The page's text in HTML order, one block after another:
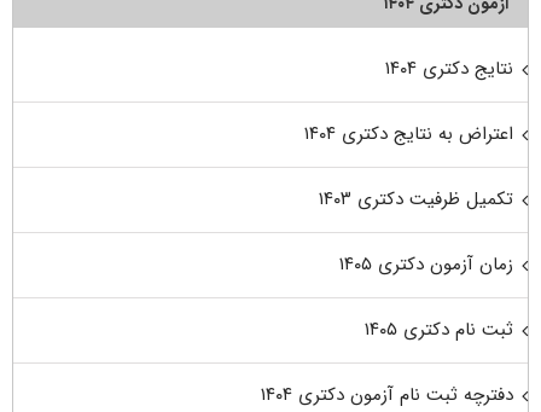
نتایج دکتری ۱۴۰۴
اعتراض به نتایج دکتری ۱۴۰۴
تکمیل ظرفیت دکتری ۱۴۰۳
زمان آزمون دکتری ۱۴۰۵
ثبت نام دکتری ۱۴۰۵
دفترچه ثبت نام آزمون دکتری ۱۴۰۴